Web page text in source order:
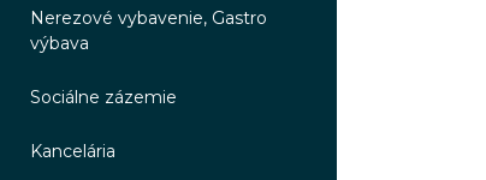
Nerezové vybavenie, Gastro
výbava
Sociálne zázemie
Kancelária